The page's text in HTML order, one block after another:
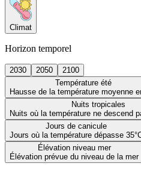
Climat
Horizon temporel
2030 2050
2100
Température été
Hausse de la température moyenne
Nuits tropicales
Nuits où la température ne descend
Jours de canicule
Jours où la température dépasse
Élévation niveau mer
Élévation prévue du niveau de la mer